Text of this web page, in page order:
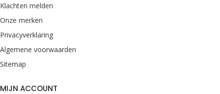
Klachten melden
Onze merken
Privacyverklaring
Algemene voorwaarden
Sitemap
MIJN ACCOUNT